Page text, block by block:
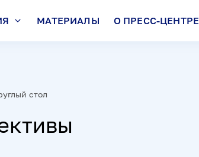
МАТЕРИАЛЫ О ПРЕСС-ЦЕНТРЕ
стол